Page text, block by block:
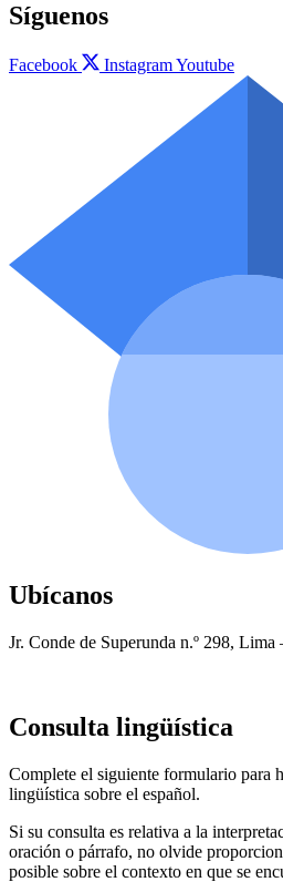
Síguenos
Facebook InstagramYoutube
Ubícanos
Jr. Conde de Superunda n.º 298, Lima
Consulta lingüística
Complete el siguiente formulario para
lingüística sobre el español.
Si su consulta es relativa a la
oración o párrafo, no olvide
posible sobre el contexto en que se